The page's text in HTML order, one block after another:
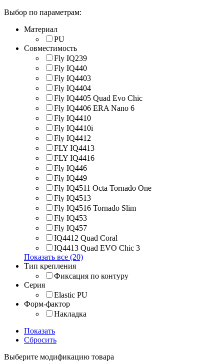
Выбор по параметрам:
Материал
PU
Совместимость
Fly IQ239
Fly IQ440
Fly IQ4403
Fly IQ4404
Fly IQ4405 Quad Evo Chic
Fly IQ4406 ERA Nano 6
Fly IQ4410
Fly IQ4410i
Fly IQ4412
FLY IQ4413
FLY IQ4416
Fly IQ446
Fly IQ449
Fly IQ4511 Octa Tornado One
Fly IQ4513
Fly IQ4516 Tornado Slim
Fly IQ453
Fly IQ457
IQ4412 Quad Coral
IQ4413 Quad EVO Chic 3
Показать все (20)
Тип крепления
Фиксация по контуру
Серия
Elastic PU
Форм-фактор
Накладка
Показать
Сбросить
Выберите модификацию товара